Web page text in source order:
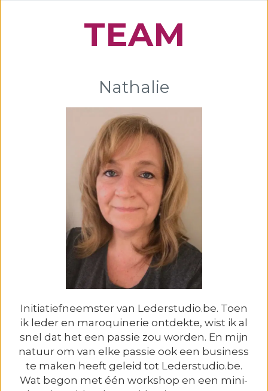
TEAM
Nathalie
Initiatiefneemster van Lederstudio.be. Toen
ik leder en maroquinerie ontdekte, wist ik al
snel dat het een passie zou worden. En mijn
natuur om van elke passie ook een business
te maken heeft geleid tot Lederstudio.be.
Wat begon met één workshop en een mini-